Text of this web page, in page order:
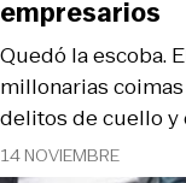
14 NOVIEMBRE
Quedó la escoba.
millonarias
delitos de cuello y
empresarios